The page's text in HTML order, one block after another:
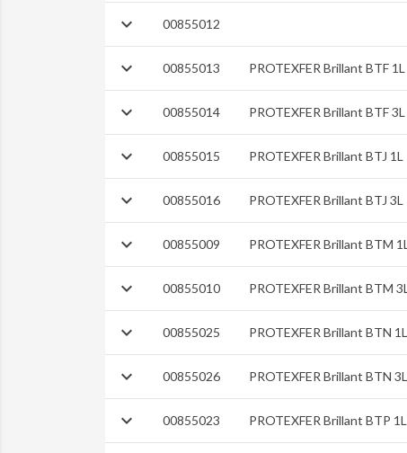
 00855012
 00855013 PROTEXFER Brillant BTF 1L
 00855014 PROTEXFER Brillant BTF 3L
 00855015 PROTEXFER Brillant BTJ 1L
 00855016 PROTEXFER Brillant BTJ 3L
 00855009 PROTEXFER Brillant BTM 1L
 00855010 PROTEXFER Brillant BTM 3L
 00855025 PROTEXFER Brillant BTN 1L
 00855026 PROTEXFER Brillant BTN 3L
 00855023 PROTEXFER Brillant BTP 1L